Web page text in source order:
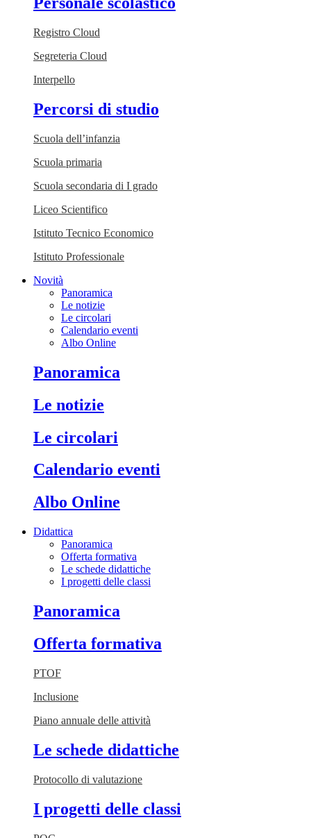
Registro Cloud
Segreteria Cloud
Interpello
Percorsi di studio
Scuola dell’infanzia
Scuola primaria
Scuola secondaria di I grado
Liceo Scientifico
Istituto Tecnico Economico
Istituto Professionale
Novità
Panoramica
Le notizie
Le circolari
Calendario eventi
Albo Online
Panoramica
Le notizie
Le circolari
Calendario eventi
Albo Online
Didattica
Panoramica
Offerta formativa
Le schede didattiche
I progetti delle classi
Panoramica
Offerta formativa
PTOF
Inclusione
Piano annuale delle attività
Le schede didattiche
Protocollo di valutazione
I progetti delle classi